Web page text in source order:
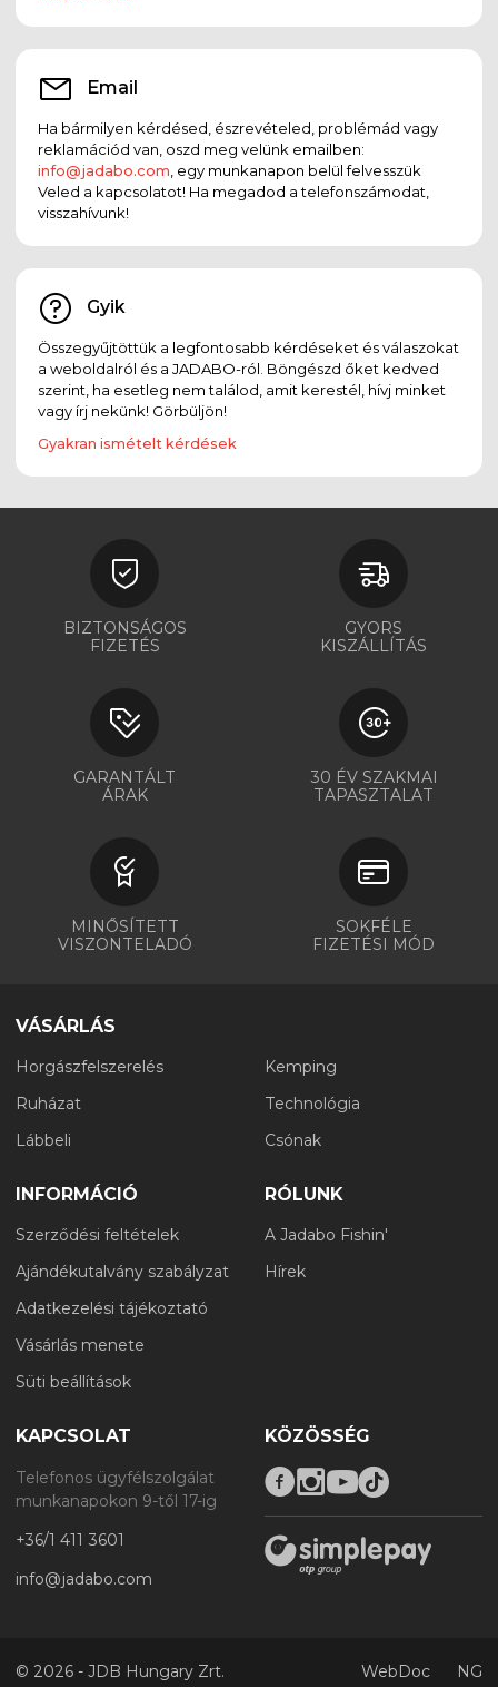
Email
Ha bármilyen kérdésed, észrevételed, problémád vagy
reklamációd van, oszd meg velünk emailben:
info@jadabo.com , egy munkanapon belül felvesszük
Veled a kapcsolatot! Ha megadod a telefonszámodat,
visszahívunk!
Gyik
Összegyűjtöttük a legfontosabb kérdéseket és válaszokat
a weboldalról és a JADABO-ról. Böngészd őket kedved
szerint, ha esetleg nem találod, amit kerestél, hívj minket
vagy írj nekünk! Görbüljön!
Gyakran ismételt kérdések
BIZTONSÁGOS
FIZETÉS
GYORS
KISZÁLLÍTÁS
GARANTÁLT
ÁRAK
30 ÉV SZAKMAI
TAPASZTALAT
MINŐSÍTETT
VISZONTELADÓ
SOKFÉLE
FIZETÉSI MÓD
VÁSÁRLÁS
Horgászfelszerelés
Ruházat
Lábbeli
Kemping
Technológia
Csónak
INFORMÁCIÓ
Szerződési feltételek
Ajándékutalvány szabályzat
Adatkezelési tájékoztató
Vásárlás menete
Süti beállítások
RÓLUNK
A Jadabo Fishin'
Hírek
KAPCSOLAT
Telefonos ügyfélszolgálat
munkanapokon 9-től 17-ig
+36/1 411 3601
info@jadabo.com
KÖZÖSSÉG
© 2026 - JDB Hungary Zrt. WebDoc NG